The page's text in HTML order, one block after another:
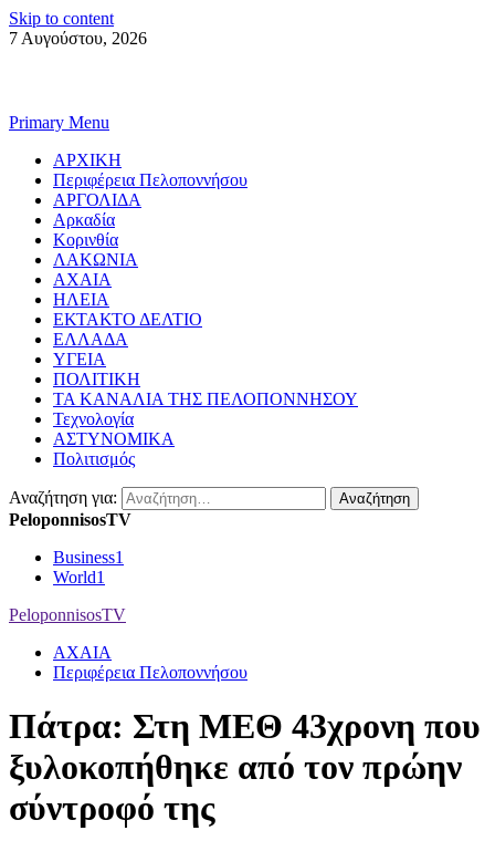
Skip to content
7 Αυγούστου, 2026
Primary Menu
ΑΡΧΙΚΗ
Περιφέρεια Πελοποννήσου
ΑΡΓΟΛΙΔΑ
Αρκαδία
Κορινθία
ΛΑΚΩΝΙΑ
ΑΧΑΙΑ
ΗΛΕΙΑ
ΕΚΤΑΚΤΟ ΔΕΛΤΙΟ
ΕΛΛΑΔΑ
ΥΓΕΙΑ
ΠΟΛΙΤΙΚΗ
ΤΑ ΚΑΝΑΛΙΑ ΤΗΣ ΠΕΛΟΠΟΝΝΗΣΟΥ
Τεχνολογία
ΑΣΤΥΝΟΜΙΚΑ
Πολιτισμός
Αναζήτηση για:
PeloponnisosTV
Business1
World1
PeloponnisosTV
ΑΧΑΙΑ
Περιφέρεια Πελοποννήσου
Πάτρα: Στη ΜΕΘ 43χρονη που
ξυλοκοπήθηκε από τον πρώην
σύντροφό της